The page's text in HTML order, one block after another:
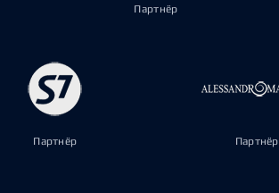
Партнёр
Партнёр Партнёр